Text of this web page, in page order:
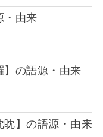
・由来
】の語源・由来
眈】の語源・由来